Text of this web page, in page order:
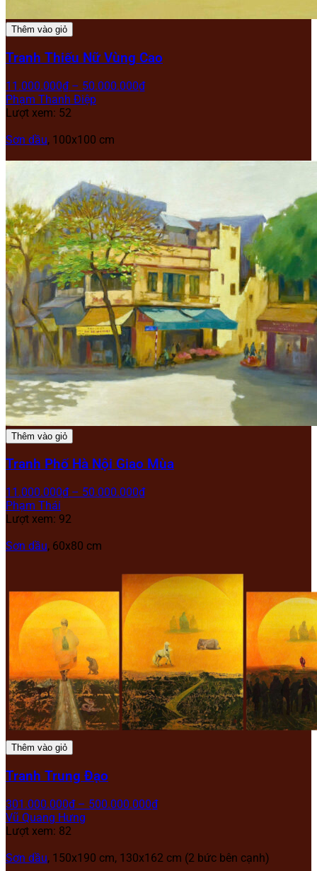
Thêm vào giỏ
Tranh Thiếu Nữ Vùng Cao
11.000.000₫ – 50.000.000₫
Phạm Thanh Điệp
Lượt xem: 52
Sơn dầu, 100x100 cm
Thêm vào giỏ
Tranh Phố Hà Nội Giao Mùa
11.000.000₫ – 50.000.000₫
Phạm Thái
Lượt xem: 92
Sơn dầu, 60x80 cm
Thêm vào giỏ
Tranh Trung Đạo
301.000.000₫ – 500.000.000₫
Vũ Quang Hưng
Lượt xem: 82
Sơn dầu, 150x190 cm, 130x162 cm (2 bức bên cạnh)